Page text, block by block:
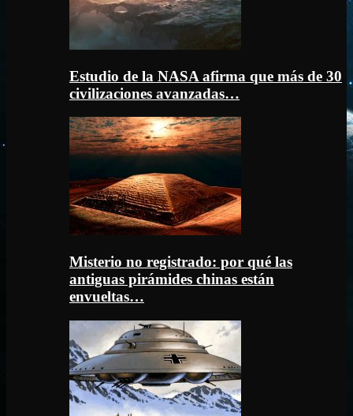
Estudio de la NASA afirma que más de 30
civilizaciones avanzadas…
Misterio no registrado: por qué las
antiguas pirámides chinas están
envueltas…